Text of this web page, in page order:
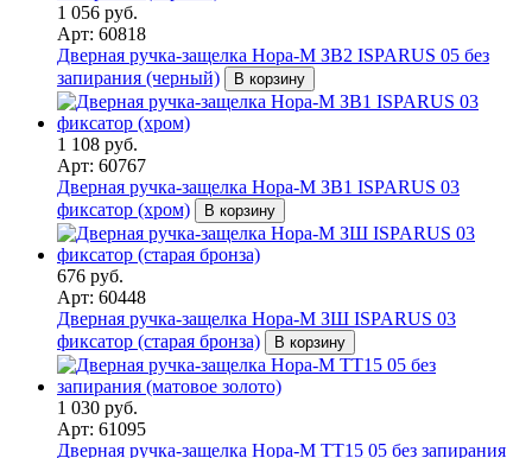
1 056 руб.
Арт: 60818
Дверная ручка-защелка Нора-М ЗВ2 ISPARUS 05 без
запирания (черный)
В корзину
1 108 руб.
Арт: 60767
Дверная ручка-защелка Нора-М ЗВ1 ISPARUS 03
фиксатор (хром)
В корзину
676 руб.
Арт: 60448
Дверная ручка-защелка Нора-М ЗШ ISPARUS 03
фиксатор (старая бронза)
В корзину
1 030 руб.
Арт: 61095
Дверная ручка-защелка Нора-М ТТ15 05 без запирания